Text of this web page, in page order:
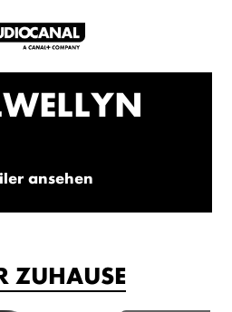
ansehen
ZUHAUSE